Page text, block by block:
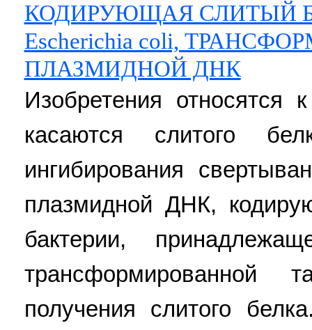
КОДИРУЮЩАЯ СЛИТЫЙ
Escherichia coli,
ПЛАЗМИДНОЙ ДНК
Изобретения относятся
касаются слитого
ингибирования
плазмидной ДНК,
бактерии,
получения слитого